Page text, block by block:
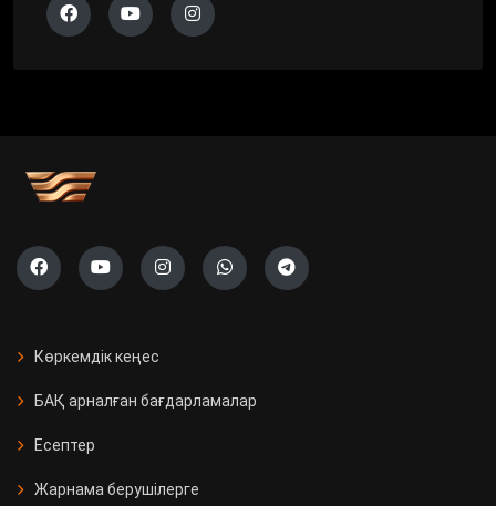
Көркемдік кеңес
БАҚ арналған бағдарламалар
Есептер
Жарнама берушілерге